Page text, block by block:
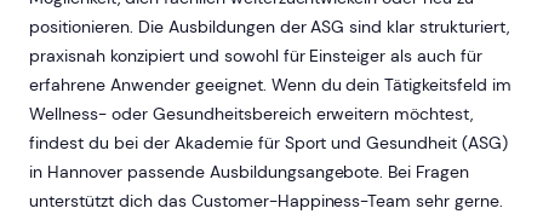
positionieren. Die Ausbildungen der ASG sind klar strukturiert,
praxisnah konzipiert und sowohl für Einsteiger als auch für
erfahrene Anwender geeignet. Wenn du dein Tätigkeitsfeld im
Wellness- oder Gesundheitsbereich erweitern möchtest,
findest du bei der Akademie für Sport und Gesundheit (ASG)
in Hannover passende Ausbildungsangebote. Bei Fragen
unterstützt dich das Customer-Happiness-Team sehr gerne.